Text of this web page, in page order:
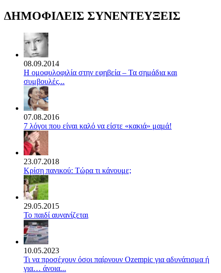
ΔΗΜΟΦΙΛΕΙΣ ΣΥΝΕΝΤΕΥΞΕΙΣ
08.09.2014
Η ομοφυλοφιλία στην εφηβεία – Τα σημάδια και
συμβουλές...
07.08.2016
7 λόγοι που είναι καλό να είστε «κακιά» μαμά!
23.07.2018
Κρίση πανικού: Τώρα τι κάνουμε;
29.05.2015
Το παιδί αυνανίζεται
10.05.2023
Τι να προσέχουν όσοι παίρνουν Ozempic για αδυνάτισμα ή
για… άνοια...